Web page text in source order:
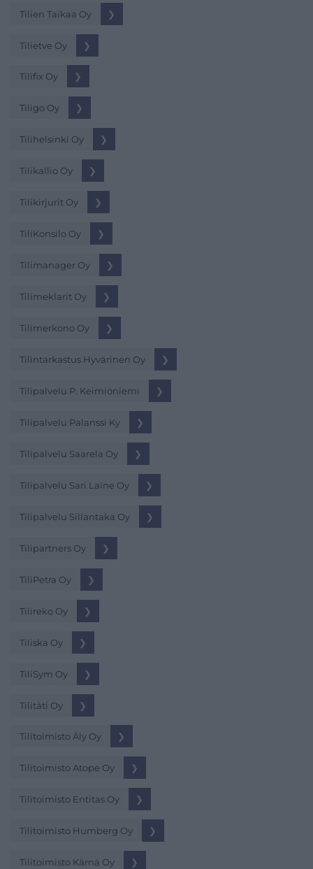
Tilien Taikaa Oy ❯
Tilietve Oy ❯
Tilifix Oy ❯
Tiligo Oy ❯
Tilihelsinki Oy ❯
Tilikallio Oy ❯
Tilikirjurit Oy ❯
TiliKonsilo Oy ❯
Tilimanager Oy ❯
Tilimeklarit Oy ❯
Tilimerkono Oy ❯
Tilintarkastus Hyvärinen Oy ❯
Tilipalvelu P. Keimiöniemi ❯
Tilipalvelu Palanssi Ky ❯
Tilipalvelu Saarela Oy ❯
Tilipalvelu Sari Laine Oy ❯
Tilipalvelu Sillantaka Oy ❯
Tilipartners Oy ❯
TiliPetra Oy ❯
Tilireko Oy ❯
Tiliska Oy ❯
TiliSym Oy ❯
Tilitäti Oy ❯
Tilitoimisto Äly Oy ❯
Tilitoimisto Atope Oy ❯
Tilitoimisto Entitas Oy ❯
Tilitoimisto Humberg Oy ❯
Tilitoimisto Kärnä Oy ❯